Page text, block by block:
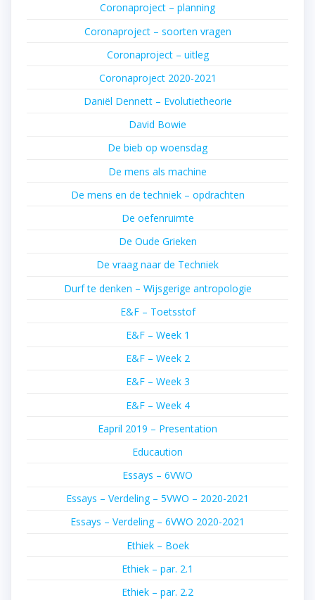
Coronaproject – planning
Coronaproject – soorten vragen
Coronaproject – uitleg
Coronaproject 2020-2021
Daniël Dennett – Evolutietheorie
David Bowie
De bieb op woensdag
De mens als machine
De mens en de techniek – opdrachten
De oefenruimte
De Oude Grieken
De vraag naar de Techniek
Durf te denken – Wijsgerige antropologie
E&F – Toetsstof
E&F – Week 1
E&F – Week 2
E&F – Week 3
E&F – Week 4
Eapril 2019 – Presentation
Educaution
Essays – 6VWO
Essays – Verdeling – 5VWO – 2020-2021
Essays – Verdeling – 6VWO 2020-2021
Ethiek – Boek
Ethiek – par. 2.1
Ethiek – par. 2.2